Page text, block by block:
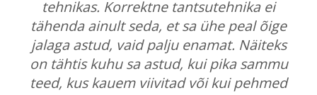
tehnikas. Korrektne tantsutehnika ei
tähenda ainult seda, et sa ühe peal õige
jalaga astud, vaid palju enamat. Näiteks
on tähtis kuhu sa astud, kui pika sammu
teed, kus kauem viivitad või kui pehmed